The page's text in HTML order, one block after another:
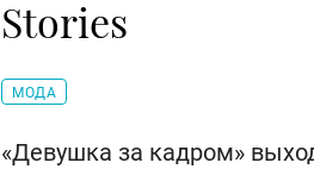
Stories
МОДА
«Девушка за кадром»